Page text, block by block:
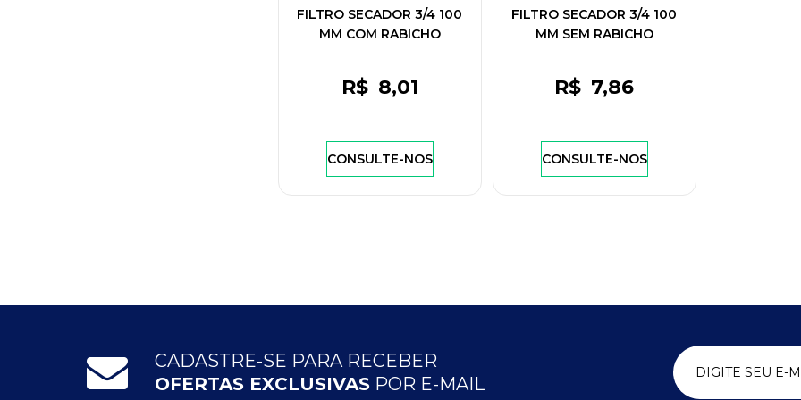
FILTRO SECADOR 3/4 100
MM COM RABICHO
R$ 8,01
CONSULTE-NOS
FILTRO SECADOR 3/4 100
MM SEM RABICHO
R$ 7,86
CONSULTE-NOS
CADASTRE-SE PARA RECEBER
OFERTAS EXCLUSIVAS POR E-MAIL